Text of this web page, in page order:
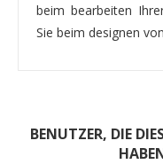
beim bearbeiten
Sie beim designen
BENUTZER, DIE